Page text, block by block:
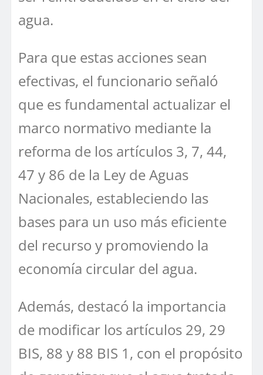
agua.
Para que estas acciones sean
efectivas, el funcionario señaló
que es fundamental actualizar el
marco normativo mediante la
reforma de los artículos 3, 7, 44,
47 y 86 de la Ley de Aguas
Nacionales, estableciendo las
bases para un uso más eficiente
del recurso y promoviendo la
economía circular del agua.
Además, destacó la importancia
de modificar los artículos 29, 29
BIS, 88 y 88 BIS 1, con el propósito